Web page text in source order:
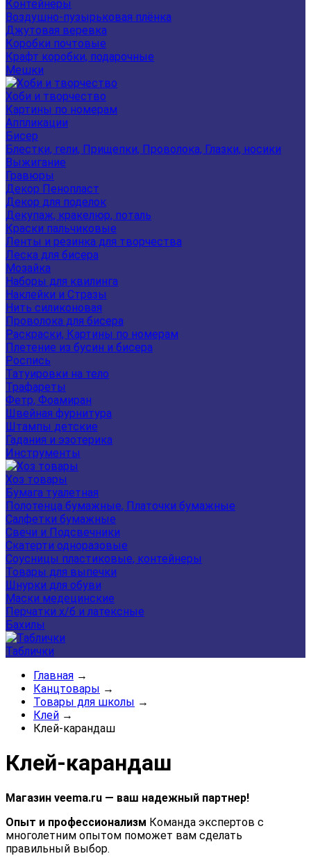
Контейнеры
Воздушно-пузырьковая плёнка
Джутовая веревка
Коробки почтовые
Крафт коробки, подарочные
Мешки
Хоби и творчество
Картины по номерам
Аппликации
Бисер
Блестки, гели, Прищепки, Проволока, Глазки, носики
Выжигание
Гравюры
Декор Пенопласт
Декор для поделок
Декупаж, кракелюр, поталь
Краски пальчиковые
Ленты и резинка для творчества
Леска для бисера
Мозайка
Наборы для квилинга
Наклейки и Стразы
Нить силиконовая
Проволока для бисера
Раскраски, Картины по номерам
Плетение из бусин и бисера
Роспись
Татуировки на тело
Трафареты
Фетр, Фоамиран
Швейная фурнитура
Штампы детские
Гадания и эзотерика
Инструменты
Хоз товары
Бумага туалетная
Полотенца бумажные, Платочки бумажные
Салфетки бумажные
Свечи и Подсвечники
Скатерти одноразовые
Соусницы пластиковые, контейнеры
Товары для выпечки
Шнурки для обуви
Маски медецинские
Перчатки х/б и латексные
Бахилы
Таблички
Главная →
Канцтовары →
Товары для школы →
Клей →
Клей-карандаш
Клей-карандаш
Магазин veema.ru — ваш надежный партнер!
Опыт и профессионализм Команда экспертов с
многолетним опытом поможет вам сделать
правильный выбор.